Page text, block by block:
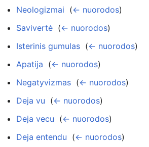
Neologizmai (← nuorodos)
Savivertė (← nuorodos)
Isterinis gumulas (← nuorodos)
Apatija (← nuorodos)
Negatyvizmas (← nuorodos)
Deja vu (← nuorodos)
Deja vecu (← nuorodos)
Deja entendu (← nuorodos)